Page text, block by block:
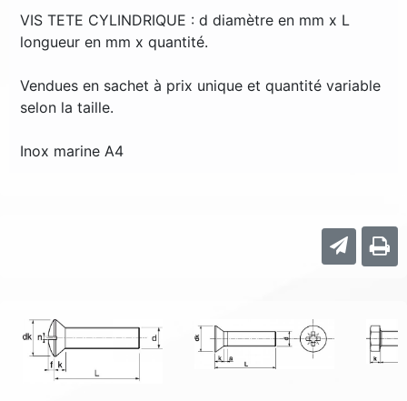
VIS TETE CYLINDRIQUE : d diamètre en mm x L
longueur en mm x quantité.
Vendues en sachet à prix unique et quantité variable
selon la taille.
Inox marine A4